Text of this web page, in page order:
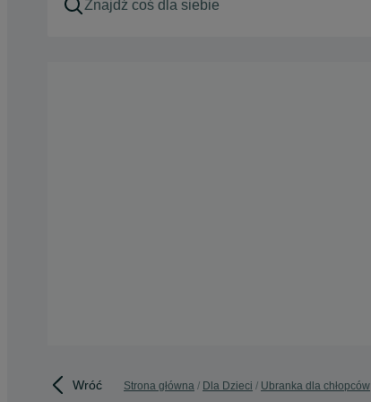
Wróć Strona główna Dla Dzieci Ubranka dla chłopców